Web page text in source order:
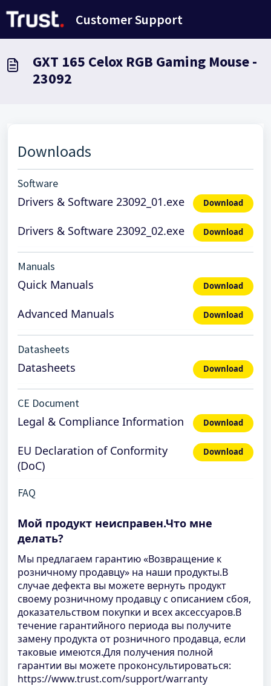
Customer Support
GXT 165 Celox RGB Gaming Mouse -
23092
Downloads
Software
Drivers & Software 23092_01.exe Download
Drivers & Software 23092_02.exe Download
Manuals
Quick Manuals Download
Advanced Manuals Download
Datasheets
Datasheets Download
CE Document
Legal & Compliance Information Download
EU Declaration of Conformity
(DoC)
Download
FAQ
Мой продукт неисправен.Что мне
делать?
Мы предлагаем гарантию «Возвращение к
розничному продавцу» на наши продукты.В
случае дефекта вы можете вернуть продукт
своему розничному продавцу с описанием сбоя,
доказательством покупки и всех аксессуаров.В
течение гарантийного периода вы получите
замену продукта от розничного продавца, если
таковые имеются.Для получения полной
гарантии вы можете проконсультироваться:
https://www.trust.com/support/warranty